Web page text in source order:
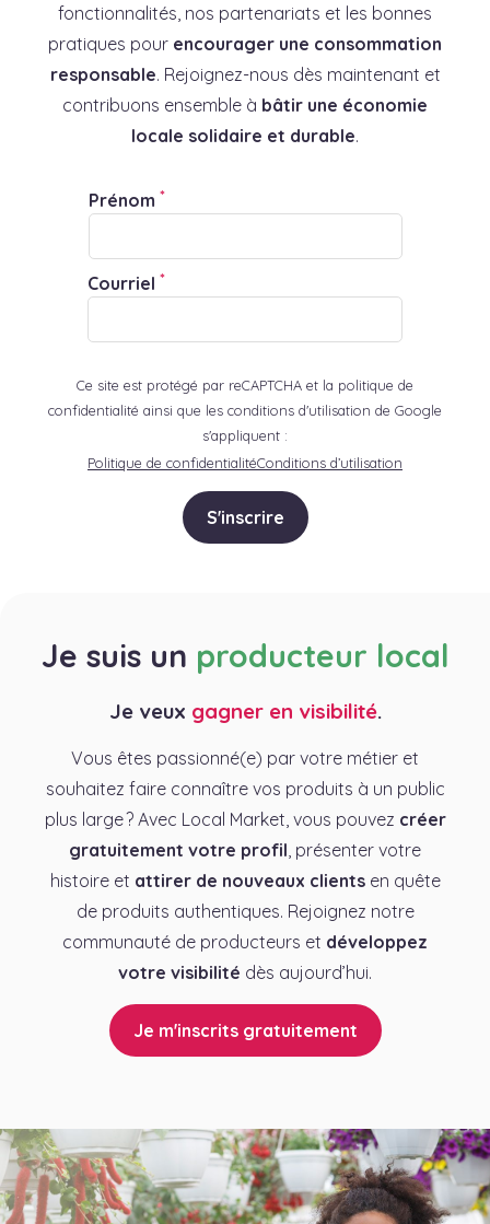
fonctionnalités, nos partenariats et les bonnes
pratiques pour encourager une consommation
responsable. Rejoignez-nous dès maintenant et
contribuons ensemble à bâtir une économie
locale solidaire et durable.
Prénom *
Courriel *
Ce site est protégé par reCAPTCHA et la politique de
confidentialité ainsi que les conditions d'utilisation de Google
s'appliquent :
Politique de confidentialitéConditions d’utilisation
S'inscrire
Je suis un producteur local
Je veux gagner en visibilité.
Vous êtes passionné(e) par votre métier et
souhaitez faire connaître vos produits à un public
plus large ? Avec Local Market, vous pouvez créer
gratuitement votre profil , présenter votre
histoire et attirer de nouveaux clientsen quête
de produits authentiques. Rejoignez notre
communauté de producteurs et développez
votre visibilité dès aujourd’hui.
Je m'inscrits gratuitement